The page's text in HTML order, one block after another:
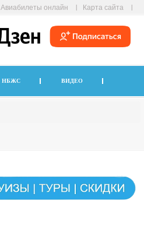
Авиабилеты онлайн Карта сайта
НБЖС ВИДЕО